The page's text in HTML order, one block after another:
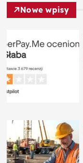
Nowe wpisy